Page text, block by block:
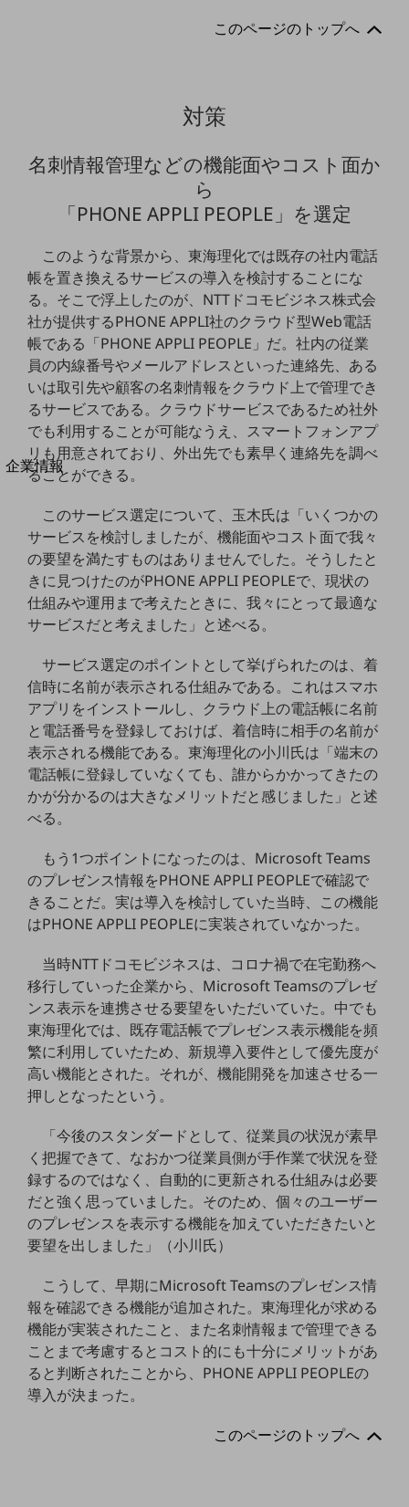
その他の業界はこちら
ゲーム感覚で見つける
NTTドコモビジネス
モバイル・ICTサービスをオンラインで
相談・申し込みができるバーチャルショップ
法人向けモバイルトップ
はじめての方へ
サービス・商品を探す
新規会員登録/ログインはこちら
100回線以上のお問い合わせ・お見積りはこちら
別ウィンドウで開きます
企業情報
企業情報TOP
会社案内
会社案内TOP
社長からのご挨拶
事業拠点
グループ会社
会社案内パンフレット
ニュースルーム
ニュースルームTOP
ニュースリリース
重要なお知らせ
お知らせ
社外からの評価実績
サステナビリティTOP
NTTドコモビジネスグループのサステナビリティ
サステナビリティ基本方針
サステナビリティレポート
ダイバーシティ
経営情報
経営情報TOP
決算公告
電子公告
基礎的電気通信役務損益明細表
採用情報
採用情報TOP
新卒採用
経験者採用
このページのトップへ
対策
名刺情報管理などの機能面やコスト面か
ら
「PHONE APPLI PEOPLE」を選定
このような背景から、東海理化では既存の社内電話
帳を置き換えるサービスの導入を検討することにな
る。そこで浮上したのが、NTTドコモビジネス株式会
社が提供するPHONE APPLI社のクラウド型Web電話
帳である「PHONE APPLI PEOPLE」だ。社内の従業
員の内線番号やメールアドレスといった連絡先、ある
いは取引先や顧客の名刺情報をクラウド上で管理でき
るサービスである。クラウドサービスであるため社外
でも利用することが可能なうえ、スマートフォンアプ
リも用意されており、外出先でも素早く連絡先を調べ
ることができる。
このサービス選定について、玉木氏は「いくつかの
サービスを検討しましたが、機能面やコスト面で我々
の要望を満たすものはありませんでした。そうしたと
きに見つけたのがPHONE APPLI PEOPLEで、現状の
仕組みや運用まで考えたときに、我々にとって最適な
サービスだと考えました」と述べる。
サービス選定のポイントとして挙げられたのは、着
信時に名前が表示される仕組みである。これはスマホ
アプリをインストールし、クラウド上の電話帳に名前
と電話番号を登録しておけば、着信時に相手の名前が
表示される機能である。東海理化の小川氏は「端末の
電話帳に登録していなくても、誰からかかってきたの
かが分かるのは大きなメリットだと感じました」と述
べる。
もう1つポイントになったのは、Microsoft Teams
のプレゼンス情報をPHONE APPLI PEOPLEで確認で
きることだ。実は導入を検討していた当時、この機能
はPHONE APPLI PEOPLEに実装されていなかった。
当時NTTドコモビジネスは、コロナ禍で在宅勤務へ
移行していった企業から、Microsoft Teamsのプレゼ
ンス表示を連携させる要望をいただいていた。中でも
東海理化では、既存電話帳でプレゼンス表示機能を頻
繁に利用していたため、新規導入要件として優先度が
高い機能とされた。それが、機能開発を加速させる一
押しとなったという。
「今後のスタンダードとして、従業員の状況が素早
く把握できて、なおかつ従業員側が手作業で状況を登
録するのではなく、自動的に更新される仕組みは必要
だと強く思っていました。そのため、個々のユーザー
のプレゼンスを表示する機能を加えていただきたいと
要望を出しました」（小川氏）
こうして、早期にMicrosoft Teamsのプレゼンス情
報を確認できる機能が追加された。東海理化が求める
機能が実装されたこと、また名刺情報まで管理できる
ことまで考慮するとコスト的にも十分にメリットがあ
ると判断されたことから、PHONE APPLI PEOPLEの
導入が決まった。
このページのトップへ